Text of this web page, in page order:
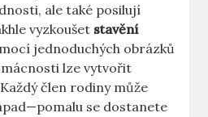
⁤ale také⁣ posilují‌
⁢vyzkoušet stavění
jednoduchých obrázků
lze vytvořit
člen rodiny může
se dostanete